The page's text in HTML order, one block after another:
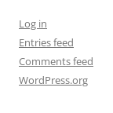
Log in
Entries feed
Comments feed
WordPress.org